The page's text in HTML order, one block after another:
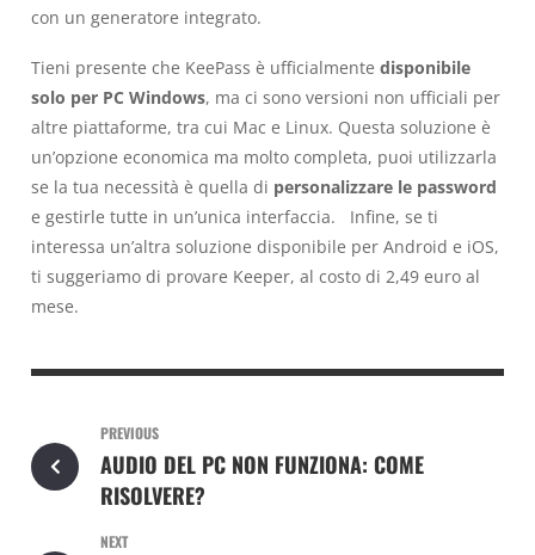
con un generatore integrato.
Tieni presente che KeePass è ufficialmente disponibile
solo per PC Windows, ma ci sono versioni non ufficiali per
altre piattaforme, tra cui Mac e Linux. Questa soluzione è
un’opzione economica ma molto completa, puoi utilizzarla
se la tua necessità è quella di personalizzare le password
e gestirle tutte in un’unica interfaccia. Infine, se ti
interessa un’altra soluzione disponibile per Android e iOS,
ti suggeriamo di provare Keeper, al costo di 2,49 euro al
mese.
PREVIOUS
AUDIO DEL PC NON FUNZIONA: COME
RISOLVERE?
NEXT